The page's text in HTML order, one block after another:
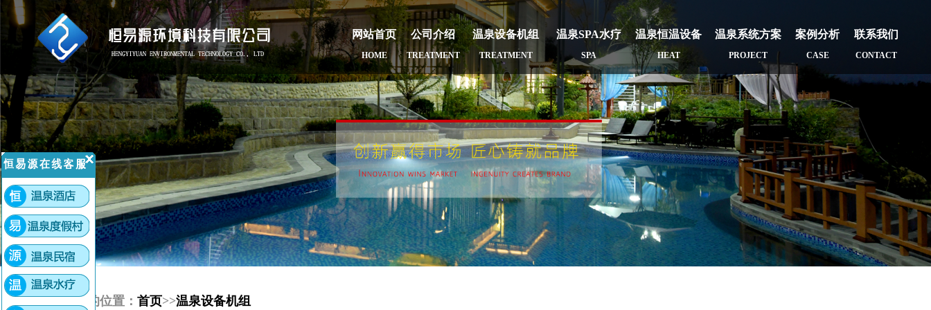
联系我们
CONTACT
案例分析
CASE
温泉系统方案
PROJECT
温泉恒温设备
HEAT
温泉SPA水疗
SPA
温泉设备机组
TREATMENT
公司介绍
TREATMENT
网站首页
HOME
您现在的位置： 首页>>温泉设备机组